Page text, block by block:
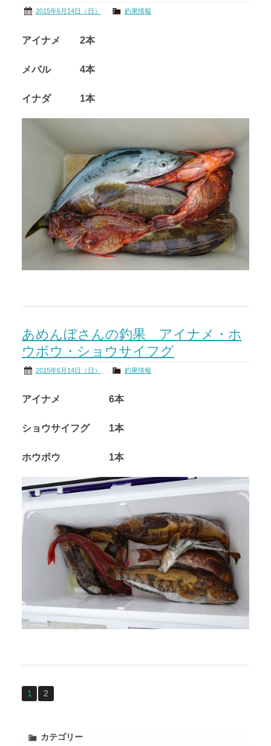
2015年6月14日（日） 釣果情報
アイナメ 2本
メバル 4本
イナダ 1本
あめんぼさんの釣果 アイナメ・ホ
ウボウ・ショウサイフグ
2015年6月14日（日） 釣果情報
アイナメ 6本
ショウサイフグ 1本
ホウボウ 1本
1 2
カテゴリー